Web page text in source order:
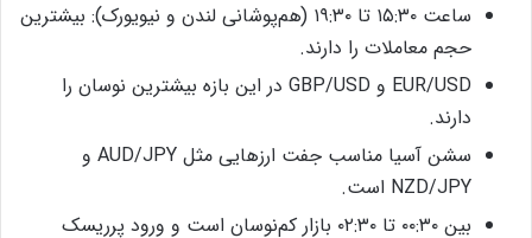
ساعت ۱۵:۳۰ تا ۱۹:۳۰ (هم‌پوشانی لندن و نیویورک): بیشترین
حجم معاملات را دارند.
EUR/USD و GBP/USD در این بازه بیشترین نوسان را
دارند.
سشن آسیا مناسب جفت ارزهایی مثل AUD/JPY و
NZD/JPY است.
بین ۰۰:۳۰ تا ۰۲:۳۰ بازار کم‌نوسان است و ورود پرریسک